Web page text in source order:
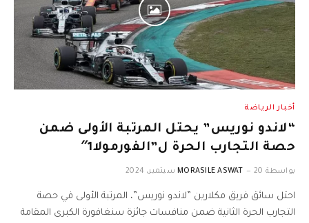
أخبار الرياضة
“لاندو نوريس” يحتل المرتبة الأولى ضمن
حصة التجارب الحرة ل”الفورمولا1″
بواسطة MORASILE ASWAT 20 سبتمبر، 2024
احتل سائق فريق ​مكلارين​ ​”لاندو نوريس”، المرتبة الأولى في حصة
التجارب الحرة الثانية ضمن منافسات جائزة سنغافورة الكبرى المقامة